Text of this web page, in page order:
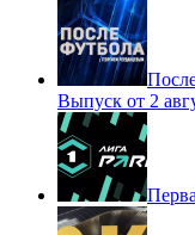
Выпуск от 2